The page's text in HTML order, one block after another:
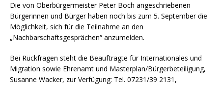
Die von Oberbürgermeister Peter Boch angeschriebenen
Bürgerinnen und Bürger haben noch bis zum 5. September die
Möglichkeit, sich für die Teilnahme an den
„Nachbarschaftsgesprächen“ anzumelden.
Bei Rückfragen steht die Beauftragte für Internationales und
Migration sowie Ehrenamt und Masterplan/Bürgerbeteiligung,
Susanne Wacker, zur Verfügung: Tel. 07231/39 2131,